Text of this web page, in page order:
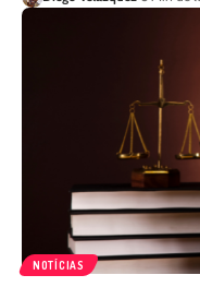
NOTÍCIAS